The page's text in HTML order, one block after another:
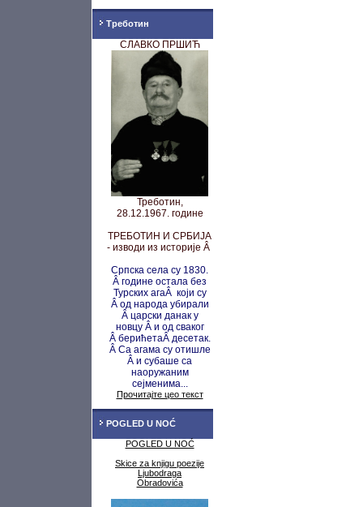
Треботин
СЛАВКО ПРШИЋ
Треботин,
28.12.1967. године
ТРЕБОТИН И СРБИЈА
- изводи из историје Â
Српска села су 1830.
Â године остала без
Турских агаÂ који су
Â од народа убирали
Â царски данак у
новцу Â и од сваког
Â берићетаÂ десетак.
Â Са агама су отишле
Â и субаше са
наоружаним
сејменима...
Прочитајте цео текст
POGLED U NOĆ
POGLED U NOĆ
Skice za knjigu poezije
Ljubodraga
Obradovića